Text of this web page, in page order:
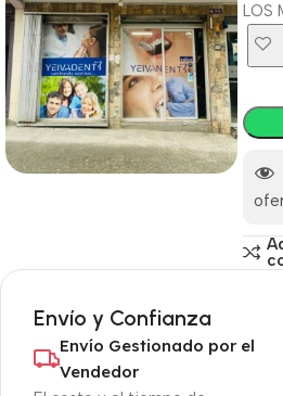
LOS
Envío y Confianza
Envío Gestionado por el
Vendedor